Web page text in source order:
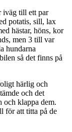
iväg till ett par
potatis, sill, lax
hästar, höns, kor
men 3 till var
hundarna
så det finns på
härlig och
och det
och klappa dem.
för att titta på de